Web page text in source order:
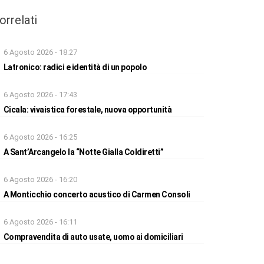
6 Agosto 2026 - 18:27
Latronico: radici e identità di un popolo
6 Agosto 2026 - 17:43
Cicala: vivaistica forestale, nuova opportunità
6 Agosto 2026 - 16:25
A Sant’Arcangelo la “Notte Gialla Coldiretti”
6 Agosto 2026 - 16:20
A Monticchio concerto acustico di Carmen Consoli
6 Agosto 2026 - 16:11
Compravendita di auto usate, uomo ai domiciliari